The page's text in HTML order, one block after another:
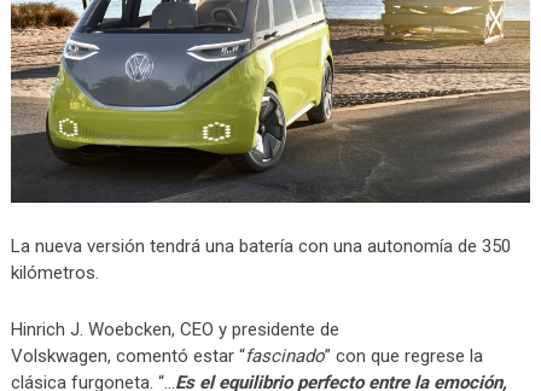
La nueva versión tendrá una batería con una autonomía de 350
kilómetros.
Hinrich J. Woebcken, CEO y presidente de
Volskwagen, comentó estar “fascinado” con que regrese la
clásica furgoneta. “…Es el equilibrio perfecto entre la emoción,